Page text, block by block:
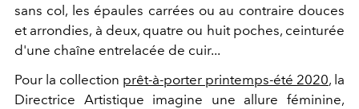
sans col, les épaules carrées ou au contraire douces
et arrondies, à deux, quatre ou huit poches, ceinturée
d'une chaîne entrelacée de cuir...
Pour la collection prêt-à-porter printemps-été 2020, la
Directrice Artistique imagine une allure féminine,